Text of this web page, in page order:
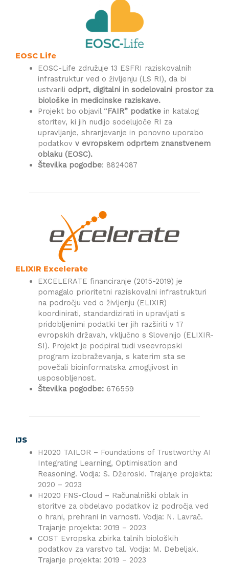
EOSC Life
EOSC-Life združuje 13 ESFRI raziskovalnih
infrastruktur ved o življenju (LS RI), da bi
ustvarili odprt, digitalni in sodelovalni prostor za
biološke in medicinske raziskave.
Projekt bo objavil “FAIR” podatkein katalog
storitev, ki jih nudijo sodelujoče RI za
upravljanje, shranjevanje in ponovno uporabo
podatkov v evropskem odprtem znanstvenem
oblaku (EOSC).
Številka pogodbe: 8824087
ELIXIR Excelerate
EXCELERATE financiranje (2015-2019) je
pomagalo prioritetni raziskovalni infrastrukturi
na področju ved o življenju (ELIXIR)
koordinirati, standardizirati in upravljati s
pridobljenimi podatki ter jih razširiti v 17
evropskih državah, vključno s Slovenijo (ELIXIR-
SI). Projekt je podpiral tudi vseevropski
program izobraževanja, s katerim sta se
povečali bioinformatska zmogljivost in
usposobljenost.
Številka pogodbe:676559
IJS
H2020 TAILOR – Foundations of Trustworthy AI
Integrating Learning, Optimisation and
Reasoning. Vodja: S. Džeroski. Trajanje projekta:
2020 – 2023
H2020 FNS-Cloud – Računalniški oblak in
storitve za obdelavo podatkov iz področja ved
o hrani, prehrani in varnosti. Vodja: N. Lavrač.
Trajanje projekta: 2019 – 2023
COST Evropska zbirka talnih bioloških
podatkov za varstvo tal. Vodja: M. Debeljak.
Trajanje projekta: 2019 – 2023